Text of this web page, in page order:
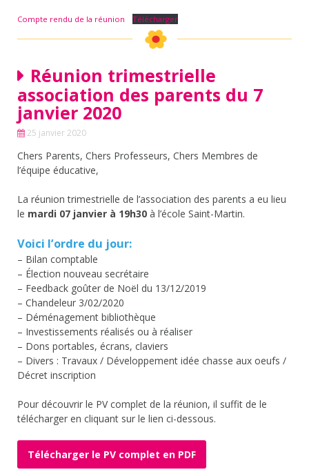
Compte rendu de la réunion Télécharger
Réunion trimestrielle
association des parents du 7
janvier 2020
25 janvier 2020
Chers Parents, Chers Professeurs, Chers Membres de
l’équipe éducative,
La réunion trimestrielle de l’association des parents a eu lieu
le mardi 07 janvier à 19h30 à l’école Saint-Martin.
Voici l’ordre du jour:
– Bilan comptable
– Élection nouveau secrétaire
– Feedback goûter de Noël du 13/12/2019
– Chandeleur 3/02/2020
– Déménagement bibliothèque
– Investissements réalisés ou à réaliser
– Dons portables, écrans, claviers
– Divers : Travaux / Développement idée chasse aux oeufs /
Décret inscription
Pour découvrir le PV complet de la réunion, il suffit de le
télécharger en cliquant sur le lien ci-dessous.
Télécharger le PV complet en PDF